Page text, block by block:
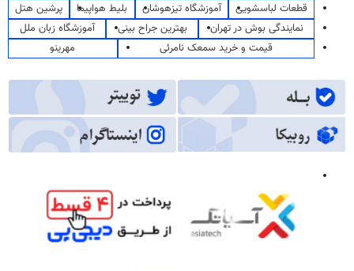
قطعات لباسشویی
آموزشگاه تیزهوشان بلیط هواپیما
پرشین هتل
نمایندگی بوش در تهران
بهترین جراح بینی
آموزشگاه زبان ملل
قیمت و خرید سمعک نامرئی
مهرینو